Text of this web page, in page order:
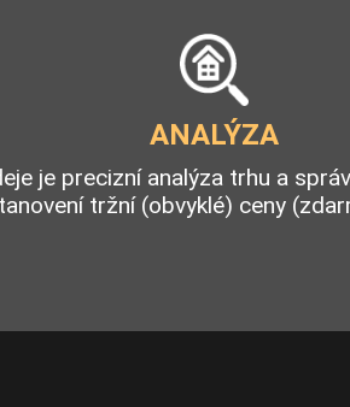
ANALÝZA
je precizní analýza trhu a
tržní (obvyklé) ceny